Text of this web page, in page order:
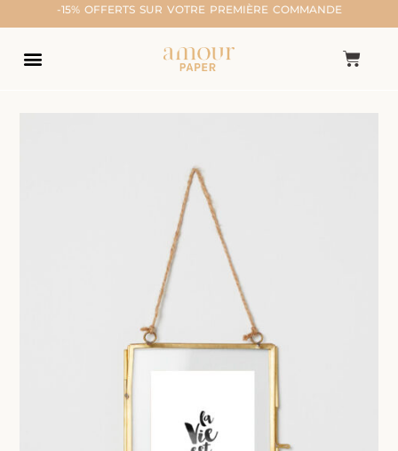
-15% OFFERTS SUR VOTRE PREMIÈRE COMMANDE